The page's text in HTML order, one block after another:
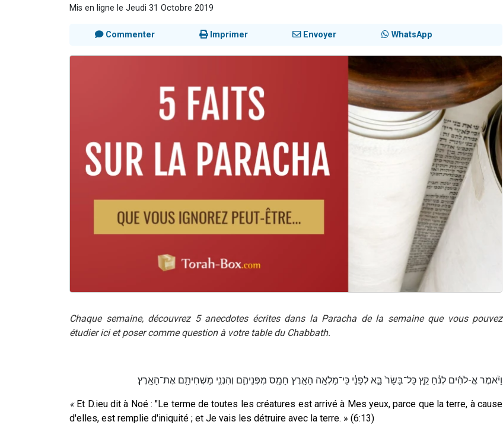
Mis en ligne le Jeudi 31 Octobre 2019
Commenter Imprimer Envoyer WhatsApp
Chaque semaine, découvrez 5 anecdotes écrites dans la Paracha de la semaine que vous pouvez
étudier ici et poser comme question à votre table du Chabbath.
וַיֹּ֨אמֶר אֱ-לֹהִ֜ים לְנֹ֗חַ קֵ֤ץ כָּל־בָּשָׂר֙ בָּ֣א לְפָנַ֔י כִּֽי־מָלְאָ֥ה הָאָ֛רֶץ חָמָ֖ס מִפְּנֵיהֶ֑ם וְהִנְנִ֥י מַשְׁחִיתָ֖ם אֶת־הָאָֽרֶץ׃
« Et D.ieu dit à Noé : "Le terme de toutes les créatures est arrivé à Mes yeux, parce que la terre, à cause
d'elles, est remplie d'iniquité ; et Je vais les détruire avec la terre. » (6:13)